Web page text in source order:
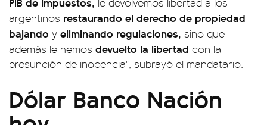
argentinos restaurando el derecho de propiedad
bajando y eliminando regulaciones, sino que
además le hemos devuelto la libertad con la
presunción de inocencia", subrayó el mandatario.
Dólar Banco Nación